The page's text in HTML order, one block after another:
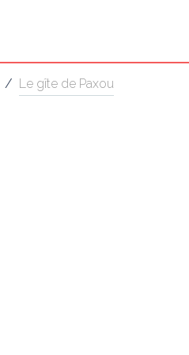
/ Le gîte de Paxou